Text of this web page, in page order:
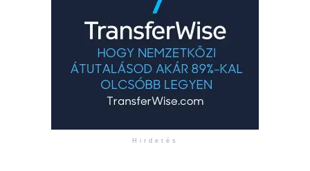
Hirdetés